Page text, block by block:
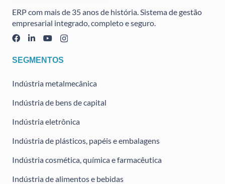
ERP com mais de 35 anos de história. Sistema de gestão
empresarial integrado, completo e seguro.
SEGMENTOS
Indústria metalmecânica
Indústria de bens de capital
Indústria eletrônica
Indústria de plásticos, papéis e embalagens
Indústria cosmética, química e farmacêutica
Indústria de alimentos e bebidas